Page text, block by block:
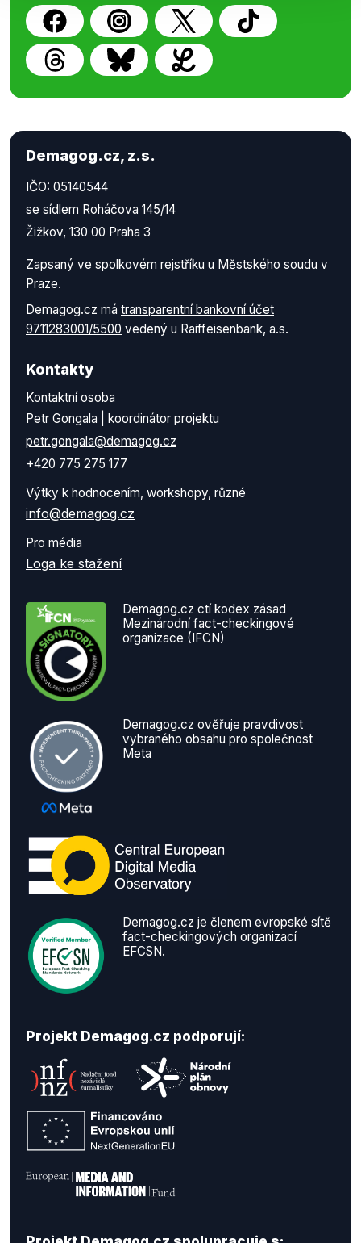
Demagog.cz, z.s.
IČO: 05140544
se sídlem Roháčova 145/14
Žižkov, 130 00 Praha 3
Zapsaný ve spolkovém rejstříku u Městského soudu v
Praze.
Demagog.cz má transparentní bankovní účet
9711283001/5500 vedený u Raiffeisenbank, a.s.
Kontakty
Kontaktní osoba
Petr Gongala | koordinátor projektu
petr.gongala@demagog.cz
+420 775 275 177
Výtky k hodnocením, workshopy, různé
info@demagog.cz
Pro média
Loga ke stažení
Demagog.cz ctí kodex zásad
Mezinárodní fact-checkingové
organizace (IFCN)
Demagog.cz ověřuje pravdivost
vybraného obsahu pro společnost
Meta
Demagog.cz je členem evropské sítě
fact-checkingových organizací
EFCSN.
Projekt Demagog.cz podporují: